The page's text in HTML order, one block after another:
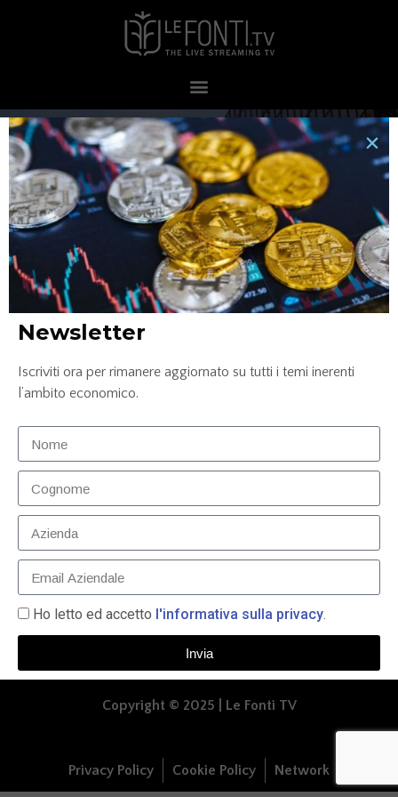
amgen
Speciale Amgen – Innovation in human
Copyright © 2025 | Le Fonti TV
Privacy Policy Cookie Policy Network
Newsletter
Iscriviti ora per rimanere aggiornato su tutti i temi inerenti
l’ambito economico.
Ho letto ed accetto l'informativa sulla privacy.
Invia